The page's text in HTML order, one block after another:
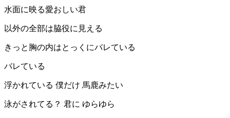
水面に映る愛おしい君
以外の全部は脇役に見える
きっと胸の内はとっくにバレている
バレている
浮かれている 僕だけ 馬鹿みたい
泳がされてる？ 君に ゆらゆら